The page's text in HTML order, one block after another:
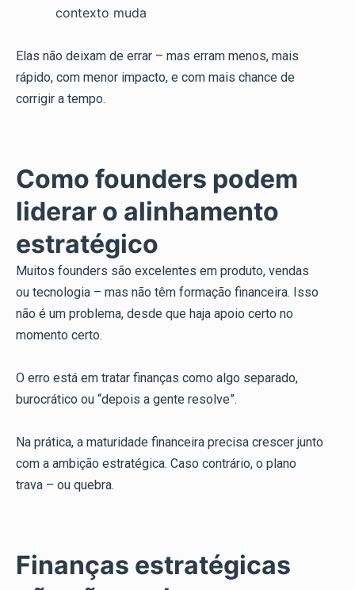
contexto muda
Elas não deixam de errar – mas erram menos, mais
rápido, com menor impacto, e com mais chance de
corrigir a tempo.
Como founders podem
liderar o alinhamento
estratégico
Muitos founders são excelentes em produto, vendas
ou tecnologia – mas não têm formação financeira. Isso
não é um problema, desde que haja apoio certo no
momento certo.
O erro está em tratar finanças como algo separado,
burocrático ou “depois a gente resolve”.
Na prática, a maturidade financeira precisa crescer junto
com a ambição estratégica. Caso contrário, o plano
trava – ou quebra.
Finanças estratégicas